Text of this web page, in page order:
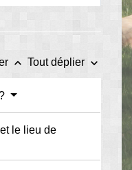
keyboard_arrow_up Tout déplier keyboard_arrow_down
le lieu de